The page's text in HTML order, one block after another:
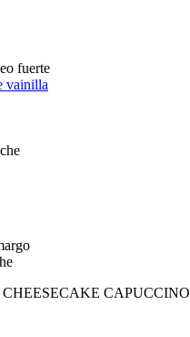
fuerte
vainilla
CAPUCCINO